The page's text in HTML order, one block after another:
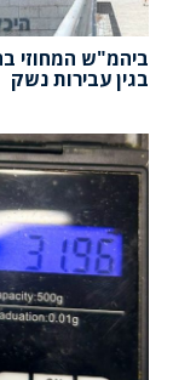
בגין עבירות נשק